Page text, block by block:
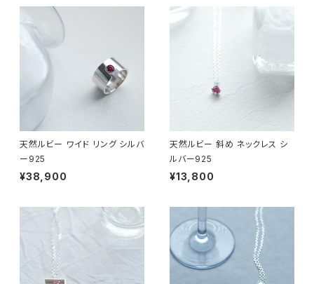
天然ルビー ワイド リング シルバ
ー925
¥38,900
天然ルビー 斜め ネックレス シ
ルバー925
¥13,800